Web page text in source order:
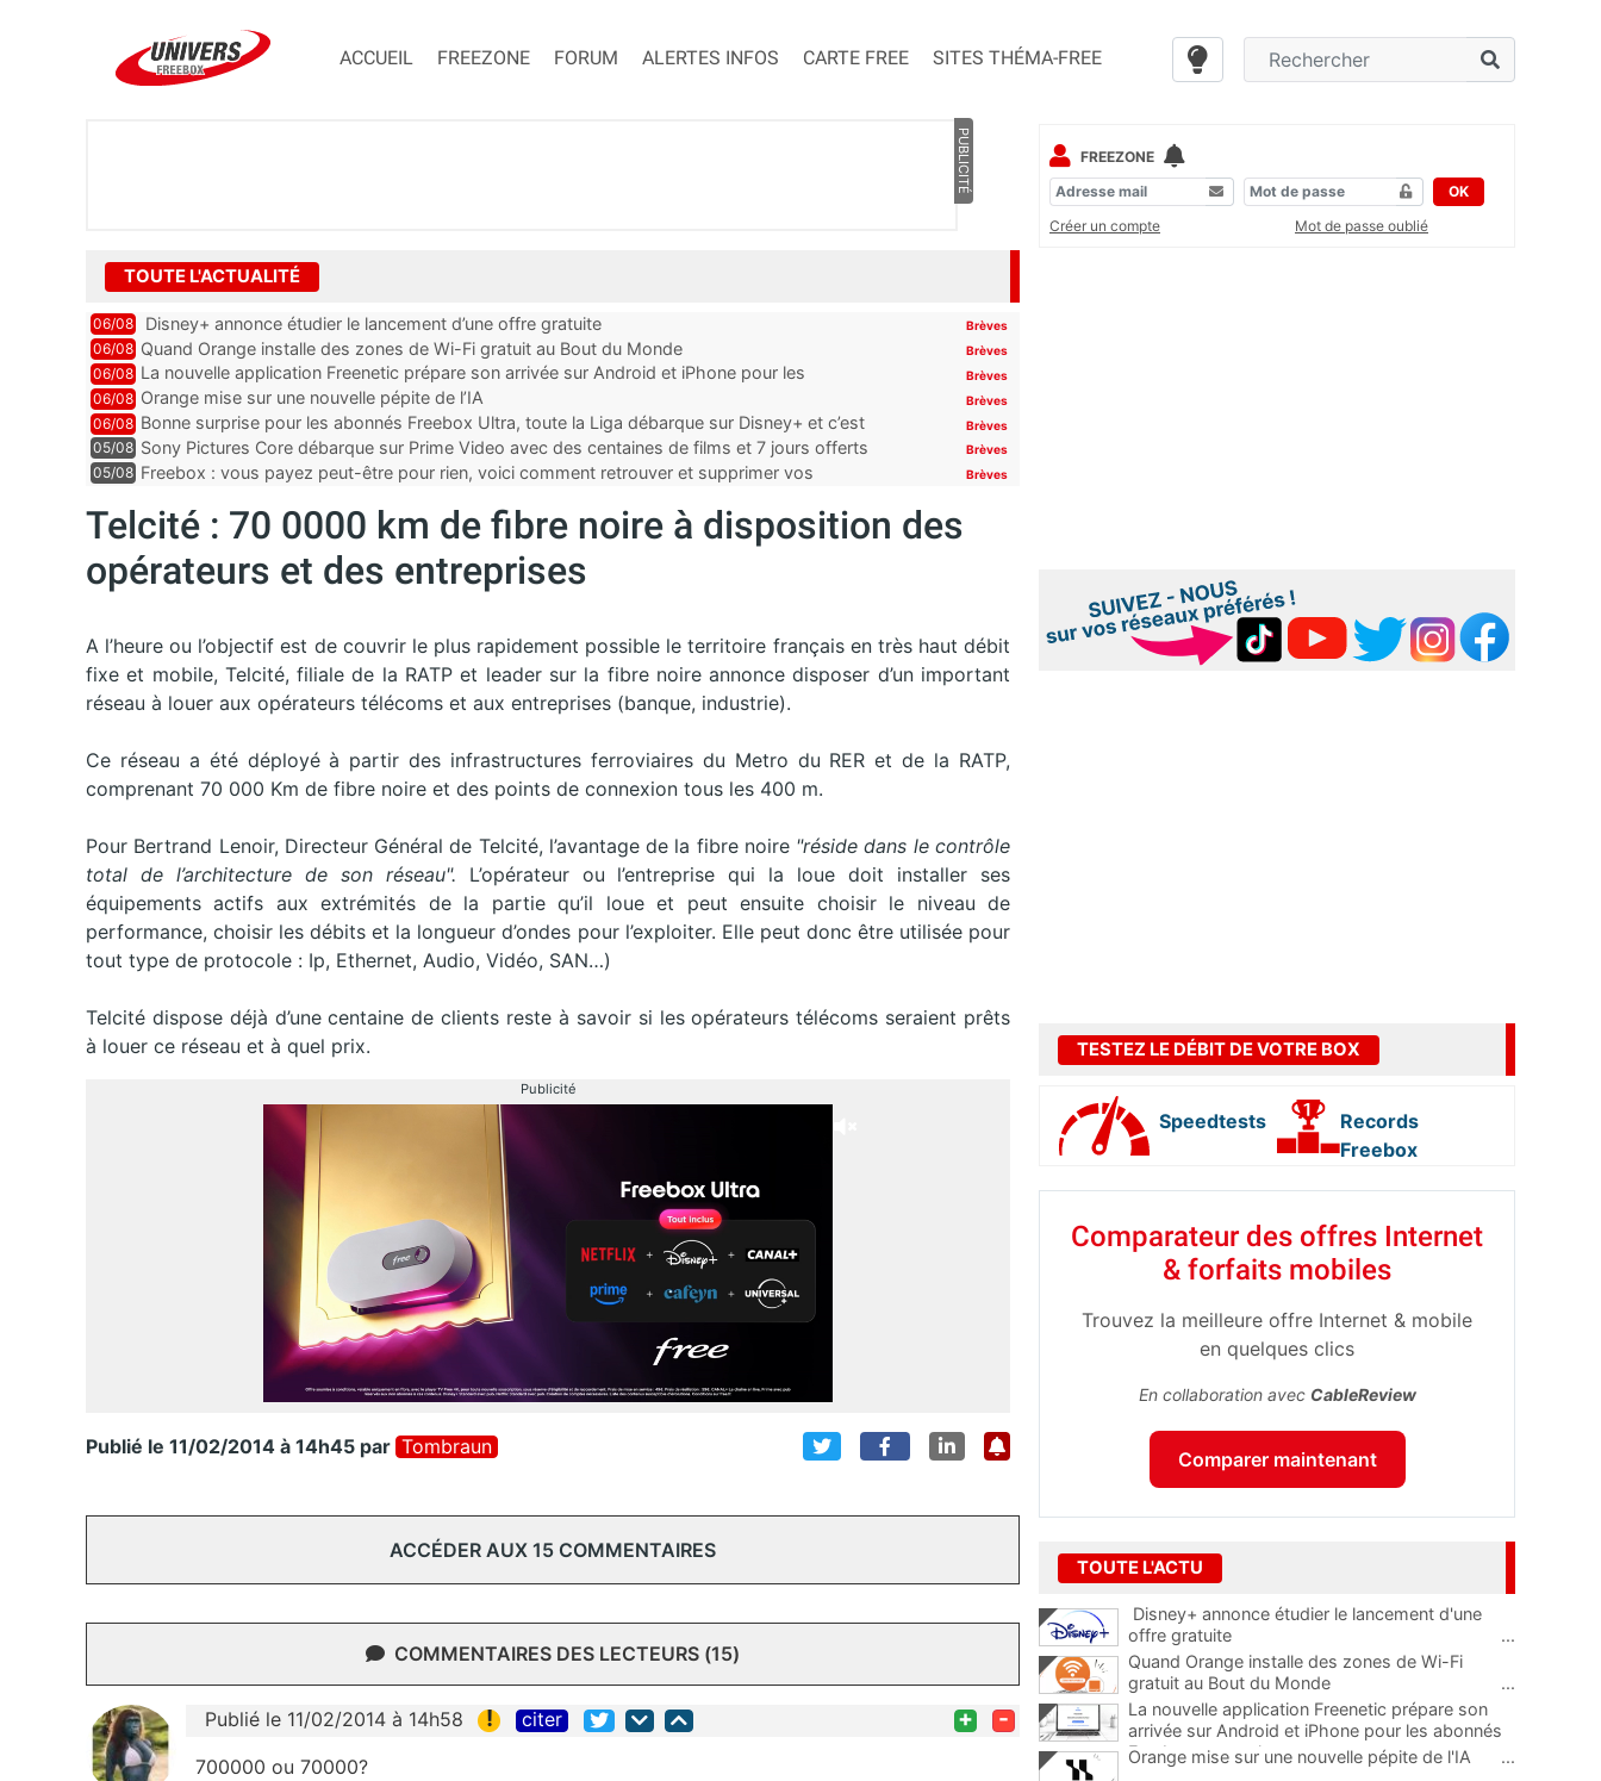
ACCUEIL FREEZONE FORUM ALERTES INFOS CARTE FREE SITES THÉMA-FREE
PUBLICITÉ
TOUTE L'ACTUALITÉ
06/08 Disney+ annonce étudier le lancement d’une offre gratuite Brèves
06/08 Quand Orange installe des zones de Wi-Fi gratuit au Bout du Monde Brèves
06/08 La nouvelle application Freenetic prépare son arrivée sur Android et iPhone pour les
abonnés Freebox, testez la
Brèves
06/08 Orange mise sur une nouvelle pépite de l’IA Brèves
06/08 Bonne surprise pour les abonnés Freebox Ultra, toute la Liga débarque sur Disney+ et c’est
inclus
Brèves
05/08 Sony Pictures Core débarque sur Prime Video avec des centaines de films et 7 jours offerts Brèves
05/08 Freebox : vous payez peut-être pour rien, voici comment retrouver et supprimer vos
Brèves
Telcité : 70 0000 km de fibre noire à disposition des
opérateurs et des entreprises
A l’heure ou l’objectif est de couvrir le plus rapidement possible le territoire français en très haut débit
fixe et mobile, Telcité, filiale de la RATP et leader sur la fibre noire annonce disposer d’un important
réseau à louer aux opérateurs télécoms et aux entreprises (banque, industrie).
Ce réseau a été déployé à partir des infrastructures ferroviaires du Metro du RER et de la RATP,
comprenant 70 000 Km de fibre noire et des points de connexion tous les 400 m.
Pour Bertrand Lenoir, Directeur Général de Telcité, l’avantage de la fibre noire "réside dans le contrôle
total de l’architecture de son réseau". L’opérateur ou l’entreprise qui la loue doit installer ses
équipements actifs aux extrémités de la partie qu’il loue et peut ensuite choisir le niveau de
performance, choisir les débits et la longueur d’ondes pour l’exploiter. Elle peut donc être utilisée pour
tout type de protocole : Ip, Ethernet, Audio, Vidéo, SAN…)
Telcité dispose déjà d’une centaine de clients reste à savoir si les opérateurs télécoms seraient prêts
à louer ce réseau et à quel prix.
Publicité
Publié le 11/02/2014 à 14h45 par Tombraun
ACCÉDER AUX 15 COMMENTAIRES
COMMENTAIRES DES LECTEURS (15)
Publié le 11/02/2014 à 14h58 ! citer + -
700000 ou 70000?
FREEZONE
OK
Créer un compte
Mot de passe oublié
TESTEZ LE DÉBIT DE VOTRE BOX
Speedtests
Records
Freebox
Comparateur des offres Internet
& forfaits mobiles
Trouvez la meilleure offre Internet & mobile
en quelques clics
En collaboration avec CableReview
Comparer maintenant
TOUTE L'ACTU
Disney+ annonce étudier le lancement d'une
offre gratuite
...
Quand Orange installe des zones de Wi-Fi
gratuit au Bout du Monde
...
La nouvelle application Freenetic prépare son
arrivée sur Android et iPhone pour les abonnés
Freebox, testez la
Orange mise sur une nouvelle pépite de l'IA ...